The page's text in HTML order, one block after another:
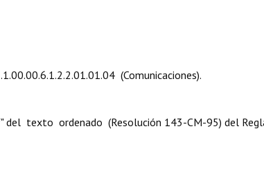
(Comunicaciones).
del texto ordenado (Resolución 143-CM-95) del